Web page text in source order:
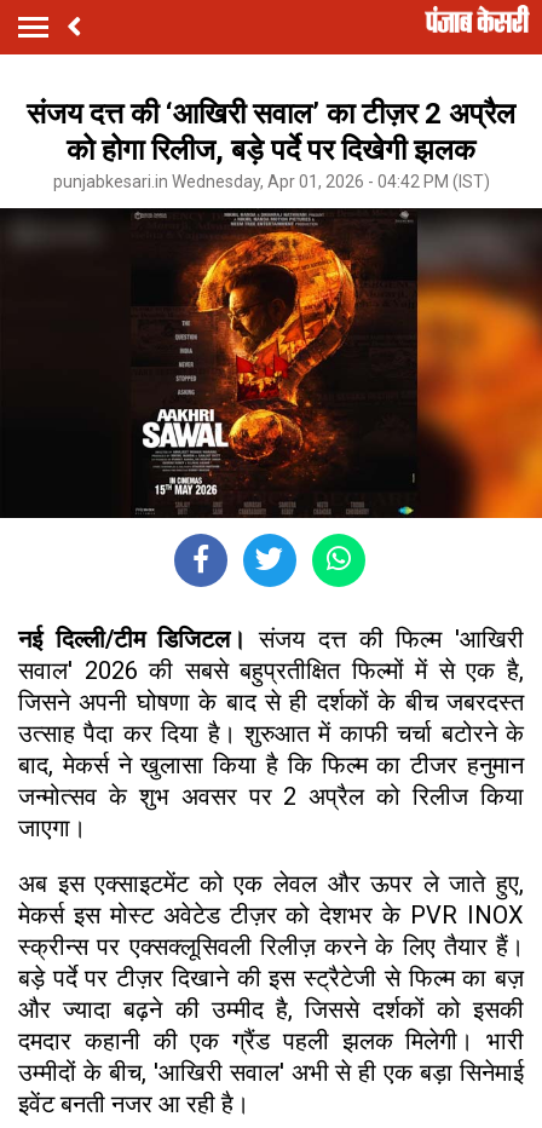
संजय दत्त की ‘आखिरी सवाल’ का टीज़र 2 अप्रैल
को होगा रिलीज, बड़े पर्दे पर दिखेगी झलक
punjabkesari.in Wednesday, Apr 01, 2026 - 04:42 PM (IST)
नई दिल्ली/टीम डिजिटल।संजय दत्त की फिल्म 'आखिरी
सवाल' 2026 की सबसे बहुप्रतीक्षित फिल्मों में से एक है,
जिसने अपनी घोषणा के बाद से ही दर्शकों के बीच जबरदस्त
उत्साह पैदा कर दिया है। शुरुआत में काफी चर्चा बटोरने के
बाद, मेकर्स ने खुलासा किया है कि फिल्म का टीजर हनुमान
जन्मोत्सव के शुभ अवसर पर 2 अप्रैल को रिलीज किया
जाएगा।
अब इस एक्साइटमेंट को एक लेवल और ऊपर ले जाते हुए,
मेकर्स इस मोस्ट अवेटेड टीज़र को देशभर के PVR INOX
स्क्रीन्स पर एक्सक्लूसिवली रिलीज़ करने के लिए तैयार हैं।
बड़े पर्दे पर टीज़र दिखाने की इस स्ट्रैटेजी से फिल्म का बज़
और ज्यादा बढ़ने की उम्मीद है, जिससे दर्शकों को इसकी
दमदार कहानी की एक ग्रैंड पहली झलक मिलेगी। भारी
उम्मीदों के बीच, 'आखिरी सवाल' अभी से ही एक बड़ा सिनेमाई
इवेंट बनती नजर आ रही है।